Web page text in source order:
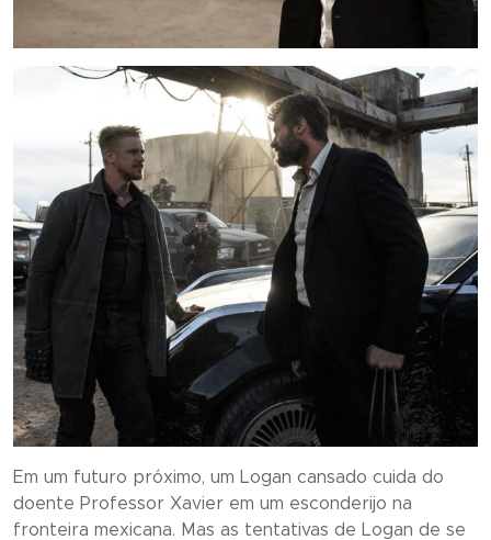
Em um futuro próximo, um Logan cansado cuida do
doente Professor Xavier em um esconderijo na
fronteira mexicana. Mas as tentativas de Logan de se